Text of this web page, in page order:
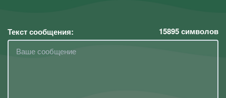
Текст сообщения: 15895символов